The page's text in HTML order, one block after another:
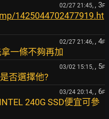
02/27 21:45, , 3F
1425044702477919.ht
02/27 21:46, , 4F
一條不夠再加
03/02 15:15, , 5F
否選擇他?
03/24 20:14, , 6F
INTEL 240G SSD便宜可參